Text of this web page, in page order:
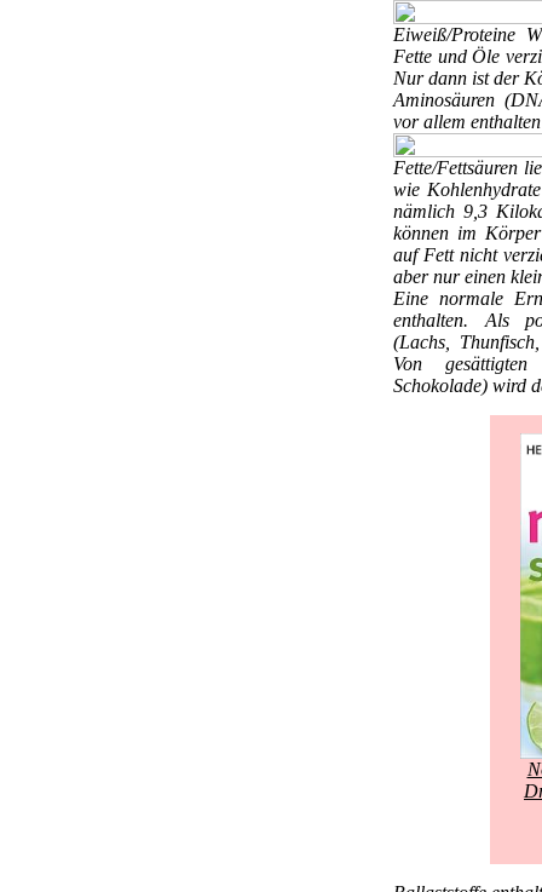
Eiweiß/Proteine
Fette und Öle
Nur dann ist der
Aminosäuren
vor allem
Fette/Fettsäuren
wie
nämlich 9,3
können im
auf Fett nicht
aber nur einen
Eine normale
enthalten. Als
(Lachs,
Von gesättigten
Schokolade) wird